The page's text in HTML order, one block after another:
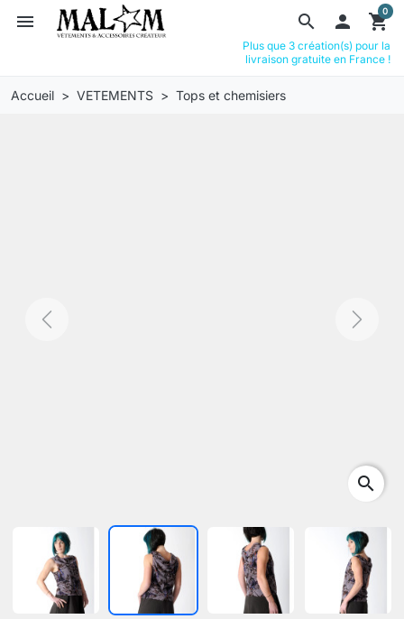
search
menu  shopping_cart
0
Plus que 3 création(s) pour la
livraison gratuite en France !
Accueil VETEMENTS Tops et chemisiers
Previous Next
search